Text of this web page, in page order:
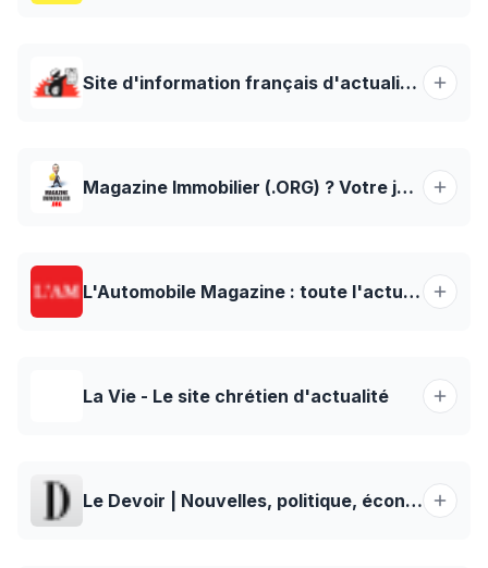
Site d'information français d'actualités indépendant et participatif en ligne | Mediapart
Magazine Immobilier (.ORG) ? Votre journal immobilier en ligne!
L'Automobile Magazine : toute l'actu, essais et nouveautés
La Vie - Le site chrétien d'actualité
Le Devoir | Nouvelles, politique, économie, culture et chroniques